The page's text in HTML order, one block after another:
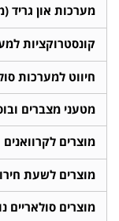
מערכות און גריד
קונסטרוקציות
חיווט למערכות
מטעני מצברים
מוצרים לקרוואנים
מוצרים לשעת
מוצרים סולאריים